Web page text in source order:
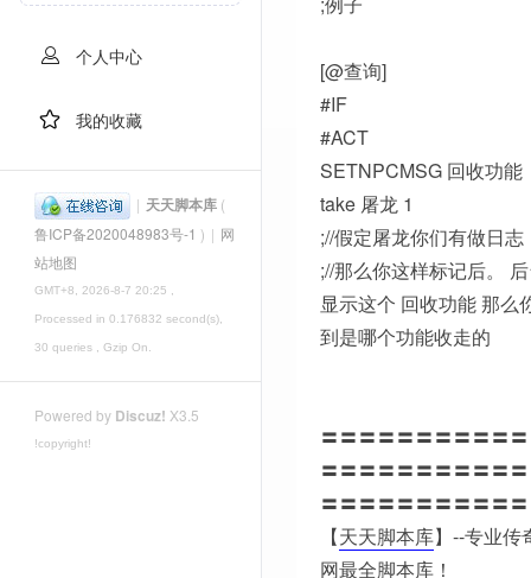
个人中心
我的收藏
| 天天脚本库 (
鲁ICP备2020048983号-1 ) | 网
站地图
GMT+8, 2026-8-7 20:25 ,
Processed in 0.176832 second(s),
30 queries , Gzip On.
Powered by Discuz! X3.5
!copyright!
[@查询]
#IF
#ACT
SETNPCMSG 回收功能
take 屠龙 1
;//假定屠龙你们有做日志
;//那么你这样标记后。
显示这个 回收功能 那么
到是哪个功能收走的
〓〓〓〓〓〓〓〓〓〓
〓〓〓〓〓〓〓〓〓〓
〓〓〓〓〓〓〓〓〓〓
【天天脚本库】--专业传
网最全脚本库！